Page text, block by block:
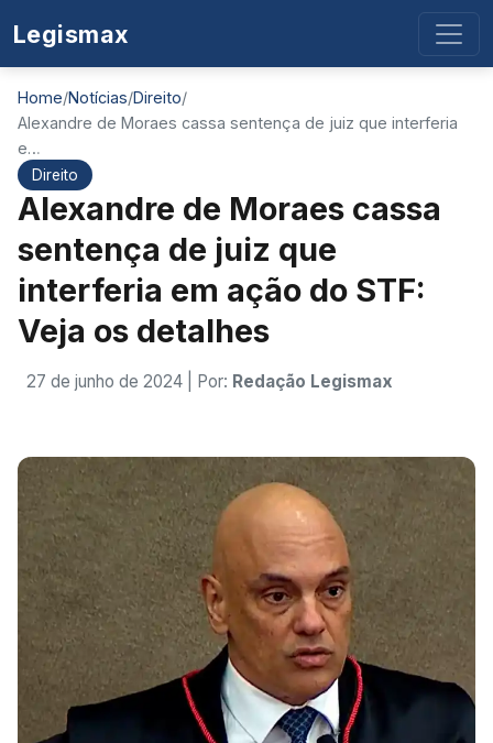
Legismax
Home/Notícias/Direito/
Alexandre de Moraes cassa sentença de juiz que interferia
e…
Direito
Alexandre de Moraes cassa
sentença de juiz que
interferia em ação do STF:
Veja os detalhes
27 de junho de 2024 | Por: Redação Legismax